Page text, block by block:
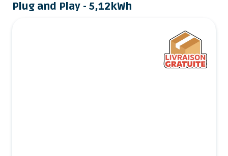
Plug and Play - 5,12kWh